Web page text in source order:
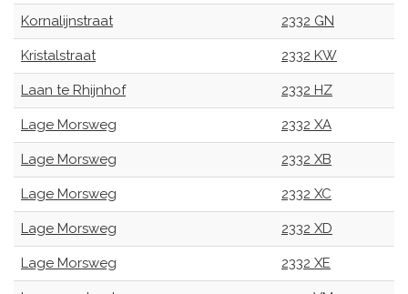
Kornalijnstraat 2332 GN
Kristalstraat 2332 KW
Laan te Rhijnhof 2332 HZ
Lage Morsweg 2332 XA
Lage Morsweg 2332 XB
Lage Morsweg 2332 XC
Lage Morsweg 2332 XD
Lage Morsweg 2332 XE